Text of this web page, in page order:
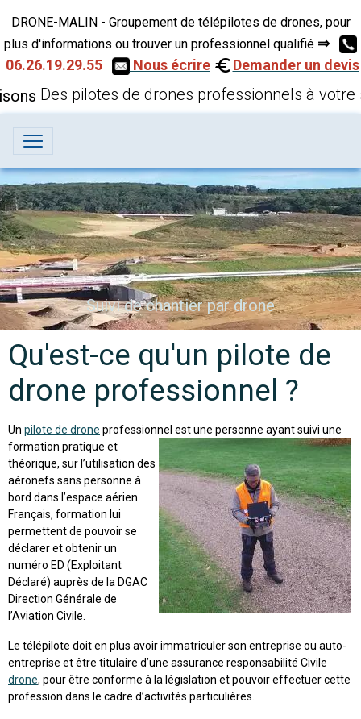
DRONE-MALIN - Groupement de télépilotes de drones, pour
plus d'informations ou trouver un professionnel qualifié ⇒
06.26.19.29.55
Nous écrire Demander un devis
Des pilotes de drones professionnels à votre
Suivi de chantier par drone
Inspection technique par drone
Qu'est-ce qu'un pilote de
drone professionnel ?
Un pilote de drone professionnel est une personne ayant suivi une
formation pratique et
théorique, sur l’utilisation des
aéronefs sans personne à
bord dans l’espace aérien
Français, formation lui
permettent de pouvoir se
déclarer et obtenir un
numéro ED (Exploitant
Déclaré) auprès de la DGAC
Direction Générale de
l’Aviation Civile.
Le télépilote doit en plus avoir immatriculer son entreprise ou auto-
entreprise et être titulaire d’une assurance responsabilité Civile
drone, pour être conforme à la législation et pouvoir effectuer cette
profession dans le cadre d’activités particulières.